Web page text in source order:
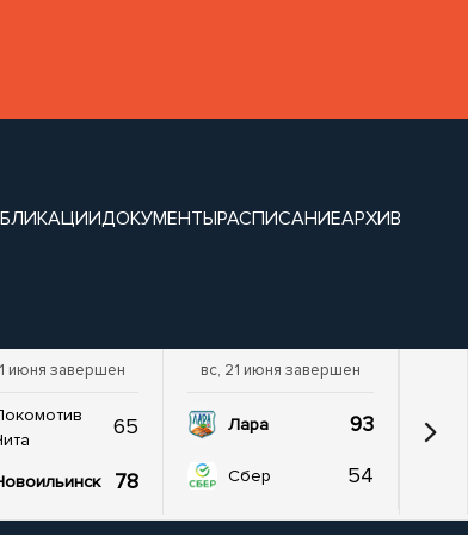
ДОКУМЕНТЫРАСПИСАНИЕАРХИВ
июня завершен
65
78
вс, 21 июня завершен
Лара 93
Сбер 54